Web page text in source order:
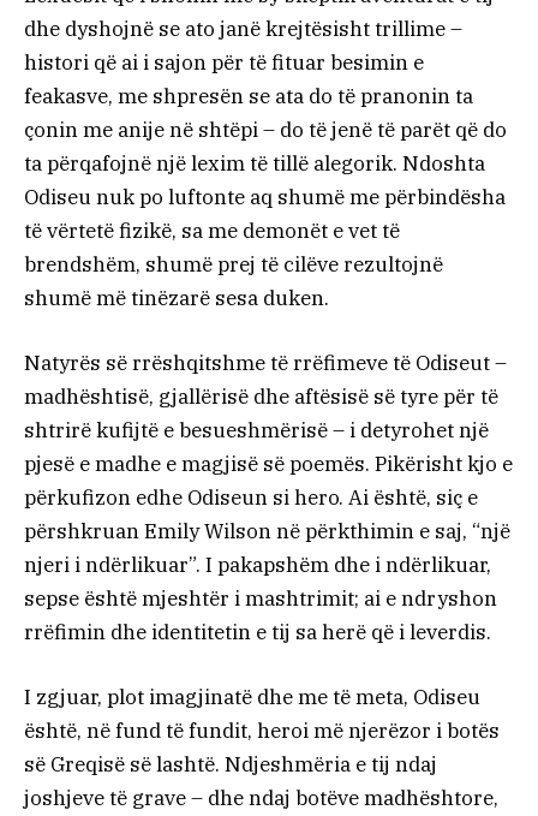
dhe dyshojnë se ato janë krejtësisht trillime –
histori që ai i sajon për të fituar besimin e
feakasve, me shpresën se ata do të pranonin ta
çonin me anije në shtëpi – do të jenë të parët që do
ta përqafojnë një lexim të tillë alegorik. Ndoshta
Odiseu nuk po luftonte aq shumë me përbindësha
të vërtetë fizikë, sa me demonët e vet të
brendshëm, shumë prej të cilëve rezultojnë
shumë më tinëzarë sesa duken.
Natyrës së rrëshqitshme të rrëfimeve të Odiseut –
madhështisë, gjallërisë dhe aftësisë së tyre për të
shtrirë kufijtë e besueshmërisë – i detyrohet një
pjesë e madhe e magjisë së poemës. Pikërisht kjo e
përkufizon edhe Odiseun si hero. Ai është, siç e
përshkruan Emily Wilson në përkthimin e saj, “një
njeri i ndërlikuar”. I pakapshëm dhe i ndërlikuar,
sepse është mjeshtër i mashtrimit; ai e ndryshon
rrëfimin dhe identitetin e tij sa herë që i leverdis.
I zgjuar, plot imagjinatë dhe me të meta, Odiseu
është, në fund të fundit, heroi më njerëzor i botës
së Greqisë së lashtë. Ndjeshmëria e tij ndaj
joshjeve të grave – dhe ndaj botëve madhështore,